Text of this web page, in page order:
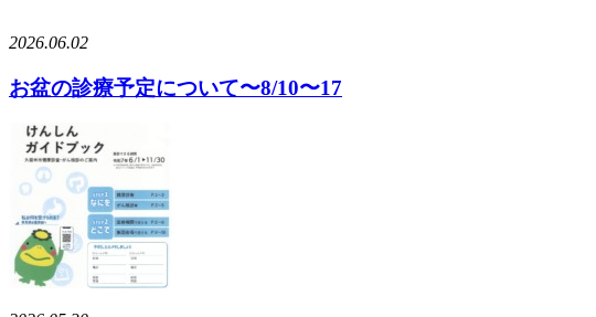
2026.06.02
お盆の診療予定について〜8/10〜17